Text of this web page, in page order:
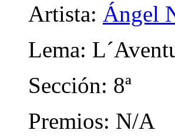
Artista: Ángel
Lema:
Sección: 8ª
Premios: N/A